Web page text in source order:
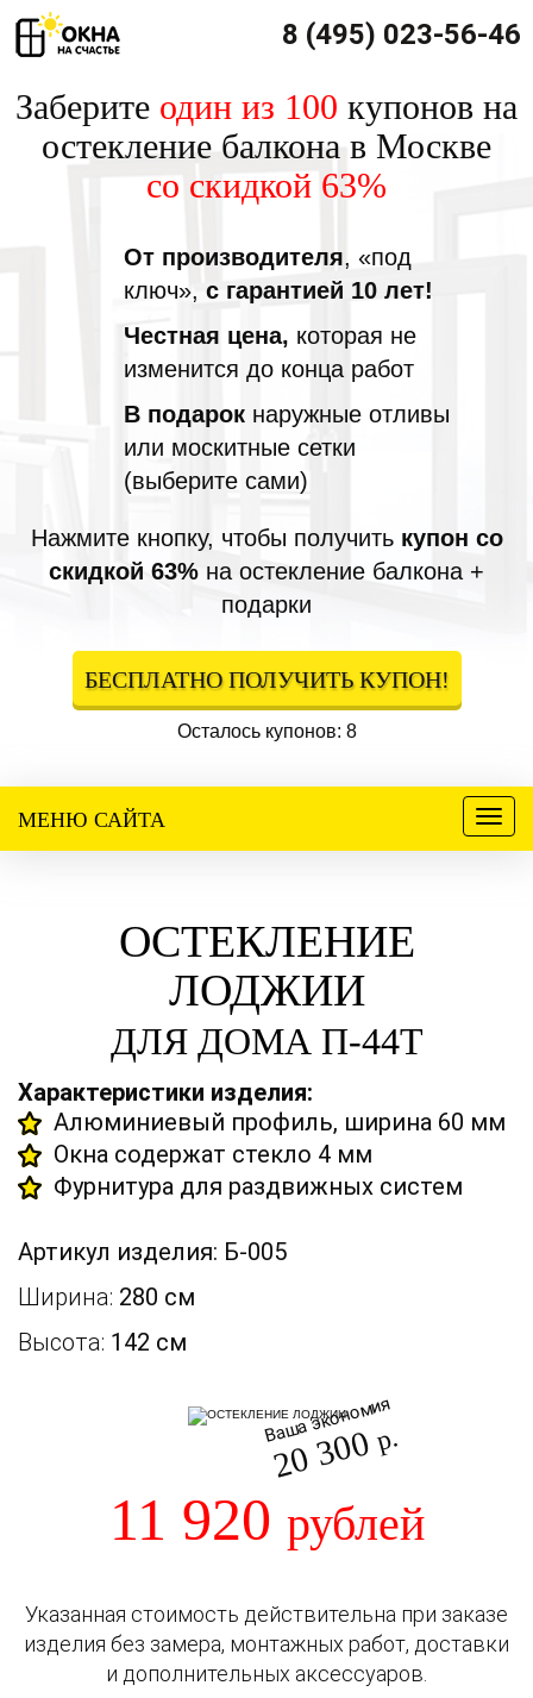
8 (495) 023-56-46
Заберите один из 100 купонов на
остекление балкона в Москве
со скидкой 63%
От производителя, «под
ключ», с гарантией 10 лет!
Честная цена, которая не
изменится до конца работ
В подарок наружные отливы
или москитные сетки
(выберите сами)
Нажмите кнопку, чтобы получить купон со
скидкой 63% на остекление балкона +
подарки
БЕСПЛАТНО ПОЛУЧИТЬ КУПОН!
Осталось купонов: 8
Меню
МЕНЮ САЙТА
ОСТЕКЛЕНИЕ
ЛОДЖИИ
ДЛЯ ДОМА П-44Т
Характеристики изделия:
Алюминиевый профиль, ширина 60 мм
Окна содержат стекло 4 мм
Фурнитура для раздвижных систем
Артикул изделия: Б-005
Ширина: 280 см
Высота: 142 см
Ваша экономия
20 300р.
11 920 рублей
Указанная стоимость действительна при заказе
изделия без замера, монтажных работ, доставки
и дополнительных аксессуаров.